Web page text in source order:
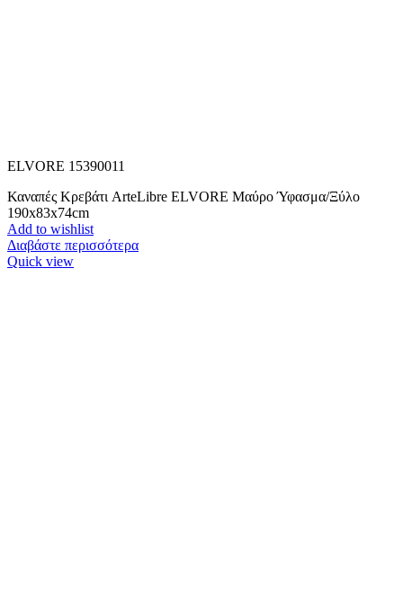
ELVORE 15390011
Καναπές Κρεβάτι ArteLibre ELVORE Μαύρο Ύφασμα/Ξύλο
190x83x74cm
Add to wishlist
Διαβάστε περισσότερα
Quick view